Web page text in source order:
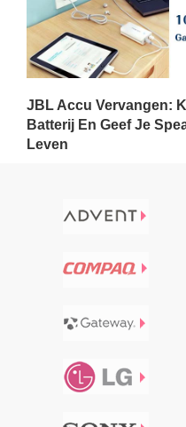
JBL Accu Vervangen:
Batterij En Geef Je
Leven